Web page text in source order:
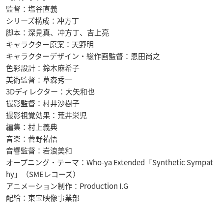
監督：塩谷直義
シリーズ構成：冲方丁
脚本：深見真、冲方丁、吉上亮
キャラクター原案：天野明
キャラクターデザイン・総作画監督：恩田尚之
色彩設計：鈴木麻希子
美術監督：草森秀一
3Dディレクター：大矢和也
撮影監督：村井沙樹子
撮影視覚効果：荒井栄児
編集：村上義典
音楽：菅野祐悟
音響監督：岩浪美和
オープニング・テーマ：Who-ya Extended「Synthetic Sympat
hy」（SMEレコーズ）
アニメーション制作：Production I.G
配給：東宝映像事業部